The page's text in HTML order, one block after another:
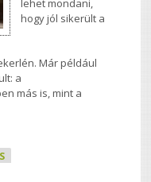
lehet mondani,
hogy jól sikerült a
Már például
a
más is, mint a